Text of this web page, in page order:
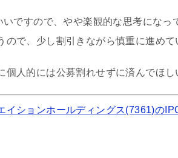
いですので、やや楽観的な思考にな
ので、少し割引きながら慎重に進めて
個人的には公募割れせずに済んでほし
イションホールディングス(7361)の